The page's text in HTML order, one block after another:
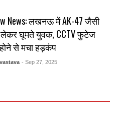
News: लखनऊ में AK-47 जैसी
घूमते युवक, CCTV फुटेज
से मचा हड़कंप
- Sep 27, 2025